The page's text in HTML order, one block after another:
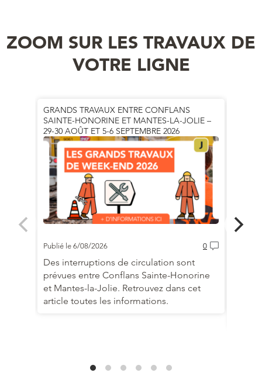
ZOOM SUR LES TRAVAUX DE
VOTRE LIGNE
GRANDS TRAVAUX ENTRE CONFLANS
SAINTE-HONORINE ET MANTES-LA-JOLIE –
29-30 AOÛT ET 5-6 SEPTEMBRE 2026
0
Publié le 6/08/2026
Des interruptions de circulation sont
prévues entre Conflans Sainte-Honorine
et Mantes-la-Jolie. Retrouvez dans cet
article toutes les informations.